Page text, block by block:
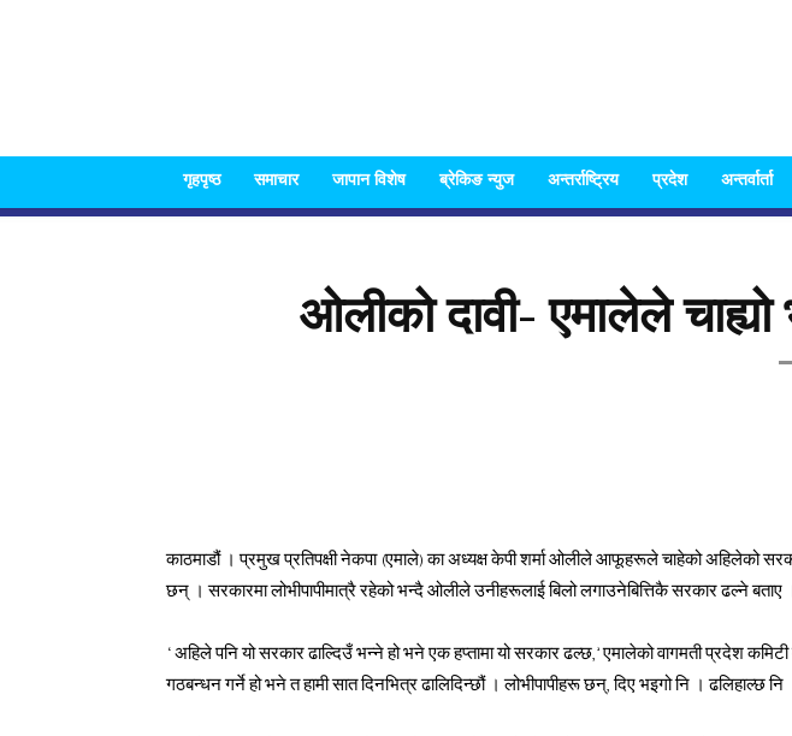
गृहपृष्ठ समाचार जापान विशेष ब्रेकिङ न्युज अन्तर्राष्ट्रिय प्रदेश अन्तर्वार्ता
ओलीको दावी- एमालेले
काठमाडौं । प्रमुख प्रतिपक्षी नेकपा (एमाले) का अध्यक्ष केपी शर्मा ओलीले आफूहरूले चाहेको अहिलेको
छन् । सरकारमा लोभीपापीमात्रै रहेको भन्दै ओलीले उनीहरूलाई बिलो लगाउनेबित्तिकै सरकार ढल्ने बताए
‘अहिले पनि यो सरकार ढाल्दिउँ भन्ने हो भने एक हप्तामा यो सरकार ढल्छ,’ एमालेको वागमती प्रदेश
गठबन्धन गर्ने हो भने त हामी सात दिनभित्र ढालिदिन्छौं । लोभीपापीहरू छन्, दिए भइगो नि । ढलिहाल्छ नि